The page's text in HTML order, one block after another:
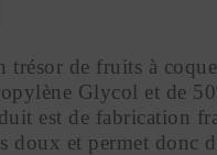
de fruits à
Glycol et de
est de fabrication
et permet donc